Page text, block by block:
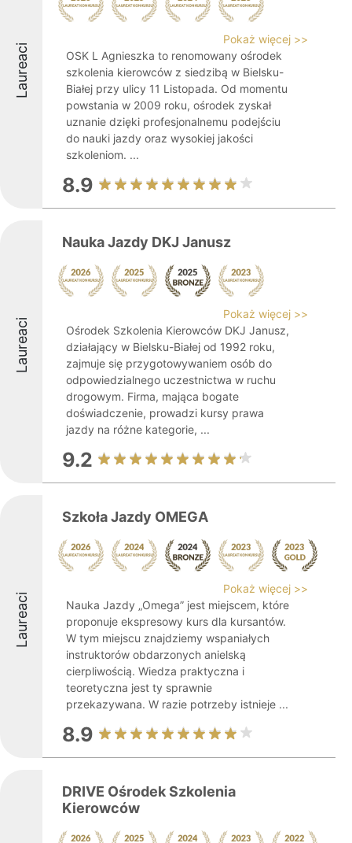
Laureaci
Pokaż więcej >>
OSK L Agnieszka to renomowany ośrodek
szkolenia kierowców z siedzibą w Bielsku-
Białej przy ulicy 11 Listopada. Od momentu
powstania w 2009 roku, ośrodek zyskał
uznanie dzięki profesjonalnemu podejściu
do nauki jazdy oraz wysokiej jakości
szkoleniom. ...
8.9
Laureaci
Nauka Jazdy DKJ Janusz
Pokaż więcej >>
Ośrodek Szkolenia Kierowców DKJ Janusz,
działający w Bielsku-Białej od 1992 roku,
zajmuje się przygotowywaniem osób do
odpowiedzialnego uczestnictwa w ruchu
drogowym. Firma, mająca bogate
doświadczenie, prowadzi kursy prawa
jazdy na różne kategorie, ...
9.2
Laureaci
Szkoła Jazdy OMEGA
Pokaż więcej >>
Nauka Jazdy „Omega” jest miejscem, które
proponuje ekspresowy kurs dla kursantów.
W tym miejscu znajdziemy wspaniałych
instruktorów obdarzonych anielską
cierpliwością. Wiedza praktyczna i
teoretyczna jest ty sprawnie
przekazywana. W razie potrzeby istnieje ...
8.9
DRIVE Ośrodek Szkolenia
Kierowców